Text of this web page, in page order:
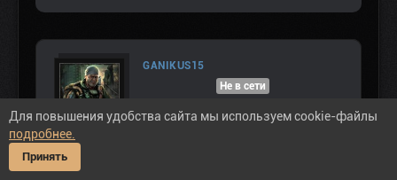
GANIKUS15
Не в сети
Для повышения удобства сайта мы используем cookie-файлы
подробнее.
Принять